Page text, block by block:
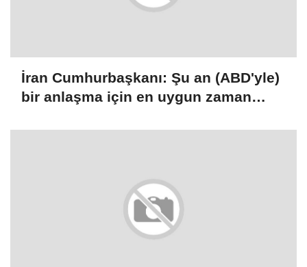
İran Cumhurbaşkanı: Şu an (ABD'yle)
bir anlaşma için en uygun zaman